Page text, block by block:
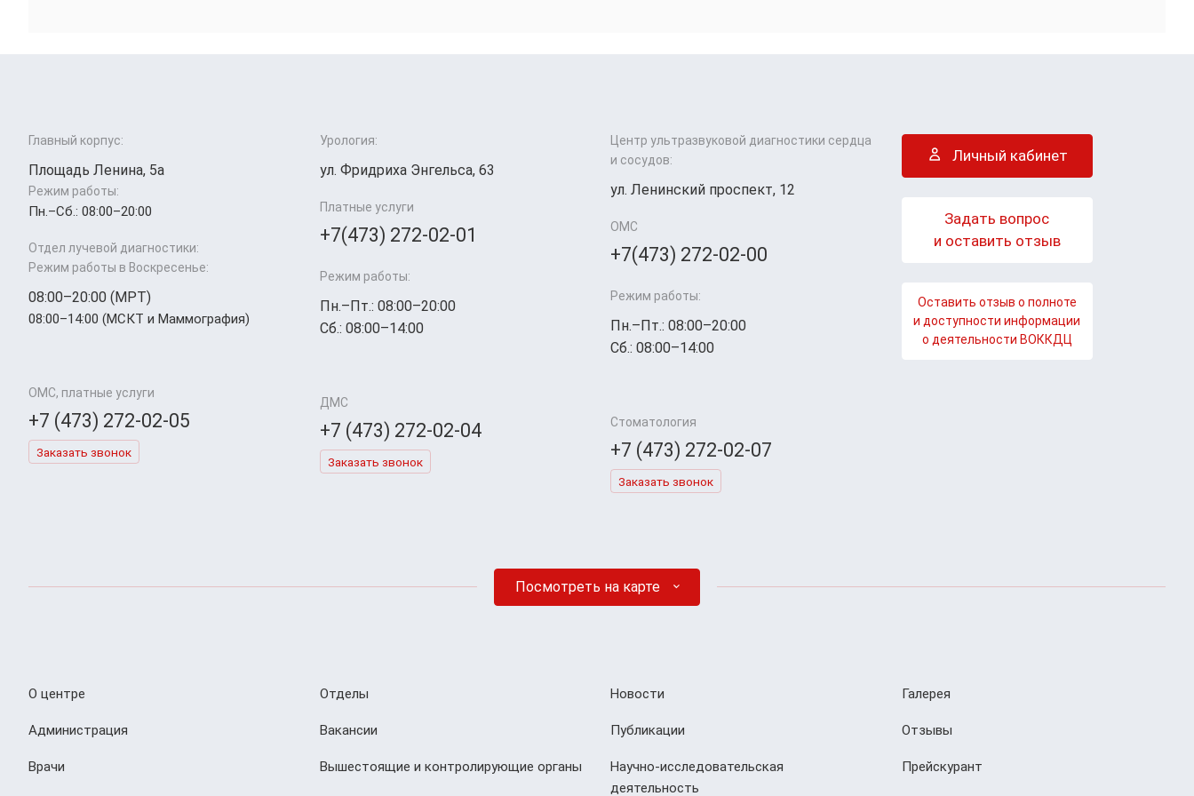
Главный корпус:
Площадь Ленина, 5а
Режим работы:
Пн.–Cб.: 08:00–20:00
Отдел лучевой диагностики:
Режим работы в Воскресенье:
08:00–20:00 (МРТ)
08:00–14:00 (МСКТ и Маммография)
ОМС, платные услуги
+7 (473) 272-02-05
Заказать звонок
Урология:
ул. Фридриха Энгельса, 63
Платные услуги
+7(473) 272-02-01
Режим работы:
Пн.–Пт.: 08:00–20:00
Сб.: 08:00–14:00
ДМС
+7 (473) 272-02-04
Заказать звонок
Центр ультразвуковой диагностики сердца
и сосудов:
ул. Ленинский проспект, 12
ОМС
+7(473) 272-02-00
Режим работы:
Пн.–Пт.: 08:00–20:00
Сб.: 08:00–14:00
Стоматология
+7 (473) 272-02-07
Заказать звонок
Личный кабинет
Задать вопрос
и оставить отзыв
Оставить отзыв о полноте
и доступности информации
о деятельности ВОККДЦ
Посмотреть на карте
О центре
Администрация
Врачи
Отделы
Вакансии
Вышестоящие и контролирующие органы
Новости
Публикации
Научно-исследовательская
деятельность
Галерея
Отзывы
Прейскурант